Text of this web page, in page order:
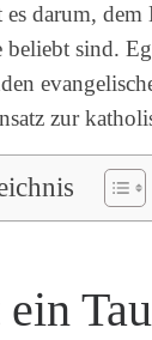
darum,
beliebt sind.
zur